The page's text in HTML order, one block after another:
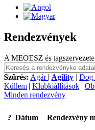
Rendezvények
A MEOESZ és
Szűrés: Agár | Agility | Dog
Küllem | Klubkiállítások |
Minden rendezvény
? Dátum Rendezvény